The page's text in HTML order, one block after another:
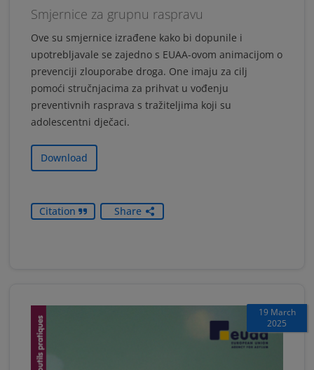
Smjernice za grupnu raspravu
Ove su smjernice izrađene kako bi dopunile i
upotrebljavale se zajedno s EUAA-ovom animacijom o
prevenciji zlouporabe droga. One imaju za cilj
pomoći stručnjacima za prihvat u vođenju
preventivnih rasprava s tražiteljima koji su
adolescentni dječaci.
Download
Citation Share
19 March
2025